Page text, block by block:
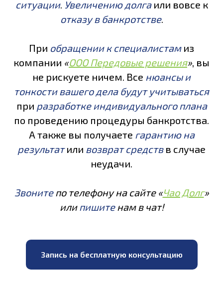
ситуации. Увеличению долгаили вовсе к
отказу в банкротстве.
При обращении к специалистамиз
компании «ООО Передовые решения», вы
не рискуете ничем. Все нюансы и
тонкости вашего дела будут учитываться
при разработке индивидуального плана
по проведению процедуры банкротства.
А также вы получаете гарантию на
результатили возврат средствв случае
неудачи.
Звонитепо телефону на сайте «Чао Долг»
или пишитенам в чат!
Запись на бесплатную консультацию